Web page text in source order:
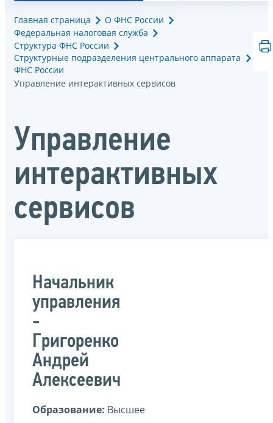
Главная страница
О ФНС России
Федеральная налоговая служба
Структура ФНС России
Структурные подразделения центрального аппарата
ФНС России
Управление интерактивных сервисов
Управление
интерактивных
сервисов
Начальник
управления
-
Григоренко
Андрей
Алексеевич
Образование: Высшее